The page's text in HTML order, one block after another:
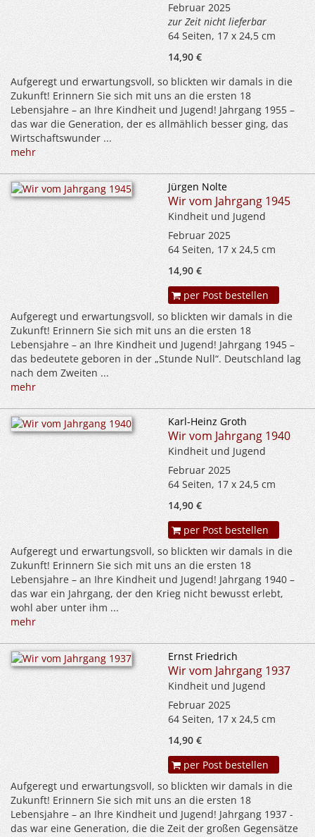
Februar 2025
zur Zeit nicht lieferbar
64 Seiten, 17 x 24,5 cm
14,90 €
Aufgeregt und erwartungsvoll, so blickten wir damals in die
Zukunft! Erinnern Sie sich mit uns an die ersten 18
Lebensjahre – an Ihre Kindheit und Jugend! Jahrgang 1955 –
das war die Generation, der es allmählich besser ging, das
Wirtschaftswunder ...
mehr
Jürgen Nolte
Wir vom Jahrgang 1945
Kindheit und Jugend
Februar 2025
64 Seiten, 17 x 24,5 cm
14,90 €
per Post bestellen
Aufgeregt und erwartungsvoll, so blickten wir damals in die
Zukunft! Erinnern Sie sich mit uns an die ersten 18
Lebensjahre – an Ihre Kindheit und Jugend! Jahrgang 1945 –
das bedeutete geboren in der „Stunde Null“. Deutschland lag
nach dem Zweiten ...
mehr
Karl-Heinz Groth
Wir vom Jahrgang 1940
Kindheit und Jugend
Februar 2025
64 Seiten, 17 x 24,5 cm
14,90 €
per Post bestellen
Aufgeregt und erwartungsvoll, so blickten wir damals in die
Zukunft! Erinnern Sie sich mit uns an die ersten 18
Lebensjahre – an Ihre Kindheit und Jugend! Jahrgang 1940 –
das war ein Jahrgang, der den Krieg nicht bewusst erlebt,
wohl aber unter ihm ...
mehr
Ernst Friedrich
Wir vom Jahrgang 1937
Kindheit und Jugend
Februar 2025
64 Seiten, 17 x 24,5 cm
14,90 €
per Post bestellen
Aufgeregt und erwartungsvoll, so blickten wir damals in die
Zukunft! Erinnern Sie sich mit uns an die ersten 18
Lebensjahre – an Ihre Kindheit und Jugend! Jahrgang 1937 -
das war eine Generation, die die Zeit der großen Gegensätze